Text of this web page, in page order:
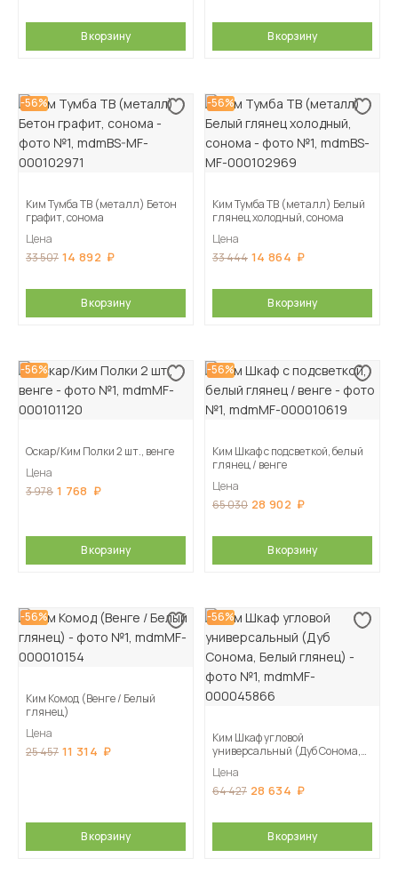
В корзину В корзину
-56%
Ким Тумба ТВ (металл) Бетон
графит, сонома
Цена
33 507 14 892
В корзину
-56%
Ким Тумба ТВ (металл) Белый
глянец холодный, сонома
Цена
33 444 14 864
В корзину
-56%
Оскар/Ким Полки 2 шт., венге
Цена
3 978 1 768
В корзину
-56%
Ким Шкаф с подсветкой, белый
глянец / венге
Цена
65 030 28 902
В корзину
-56%
Ким Комод (Венге / Белый
глянец)
Цена
25 457 11 314
В корзину
-56%
Ким Шкаф угловой
универсальный (Дуб Сонома,
Цена
64 427 28 634
В корзину